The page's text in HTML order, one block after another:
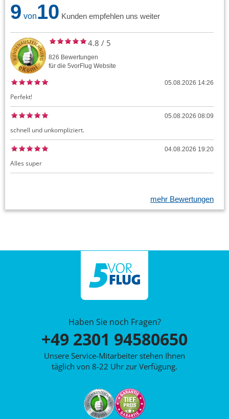
9 von10 Kunden empfehlen uns weiter
4.8 / 5
826 Bewertungen
für die 5vorFlug Website
05.08.2026 14:26
Perfekt!
05.08.2026 08:09
schnell und unkompliziert.
04.08.2026 19:20
Alles super
mehr Bewertungen
Haben Sie noch Fragen?
+49 2301 94580650
Unsere Service-Mitarbeiter stehen Ihnen
täglich von 8-22 Uhr zur Verfügung.